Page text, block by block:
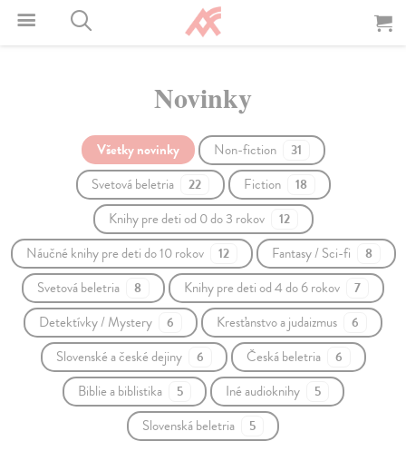
Novinky
Všetky novinky Non-fiction 31
Svetová beletria 22 Fiction 18
Knihy pre deti od 0 do 3 rokov 12
Náučné knihy pre deti do 10 rokov 12 Fantasy / Sci-fi 8
Svetová beletria 8 Knihy pre deti od 4 do 6 rokov 7
Detektívky / Mystery 6 Kresťanstvo a judaizmus 6
Slovenské a české dejiny 6 Česká beletria 6
Biblie a biblistika 5 Iné audioknihy 5
Slovenská beletria 5